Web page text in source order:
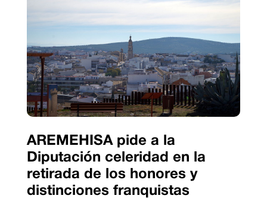
AREMEHISA pide a la
Diputación celeridad en la
retirada de los honores y
distinciones franquistas